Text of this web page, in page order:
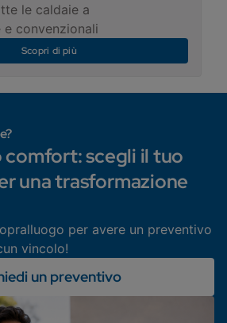
le caldaie a
e convenzionali
Scopri di più
comfort: scegli il tuo
una trasformazione
per avere un preventivo
vincolo!
un preventivo